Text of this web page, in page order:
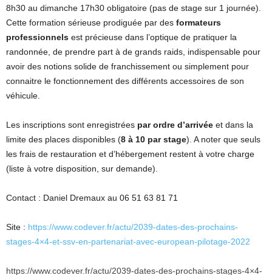
8h30 au dimanche 17h30 obligatoire (pas de stage sur 1 journée).
Cette formation sérieuse prodiguée par des formateurs
professionnels est précieuse dans l’optique de pratiquer la
randonnée, de prendre part à de grands raids, indispensable pour
avoir des notions solide de franchissement ou simplement pour
connaitre le fonctionnement des différents accessoires de son
véhicule.
Les inscriptions sont enregistrées par ordre d’arrivée et dans la
limite des places disponibles (8 à 10 par stage). A noter que seuls
les frais de restauration et d’hébergement restent à votre charge
(liste à votre disposition, sur demande).
Contact : Daniel Dremaux au 06 51 63 81 71
Site : https://www.codever.fr/actu/2039-dates-des-prochains-
stages-4×4-et-ssv-en-partenariat-avec-european-pilotage-2022
https://www.codever.fr/actu/2039-dates-des-prochains-stages-4×4-